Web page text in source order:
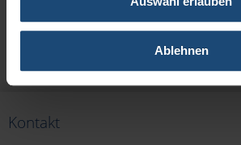
Ablehnen
Stellen Sie Ihr Zelt individuell zusammen!
Kontakt